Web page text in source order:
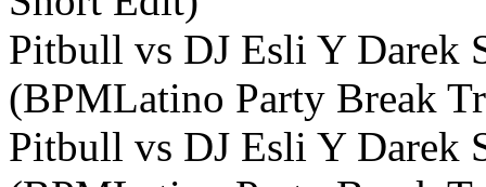
Pitbull vs DJ Esli Y Darek
(BPMLatino Party Break
Pitbull vs DJ Esli Y Darek